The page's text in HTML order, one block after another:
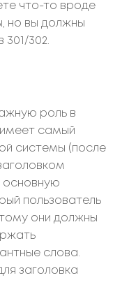
что-то вроде
но вы должны
302.
роль в
самый
системы (после
основную
пользователь
они должны
слова.
заголовка